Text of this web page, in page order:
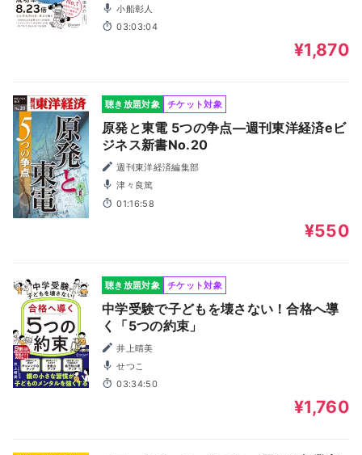
小船彰人
03:03:04
¥1,870
聴き放題対象 チケット対象
原発と東電 5つの争点―週刊東洋経済eビ
ジネス新書No.20
週刊東洋経済編集部
津々良篤
01:16:58
¥550
聴き放題対象 チケット対象
中学受験で子どもを壊さない！合格へ導
く「5つの約束」
井上晴美
せつこ
03:34:50
¥1,760